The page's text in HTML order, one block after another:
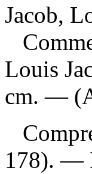
Jacob,
Louis
cm. —
178). —